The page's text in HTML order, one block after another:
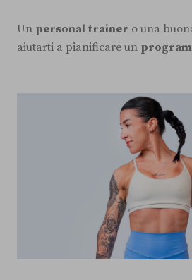
Un personal trainer o una
aiutarti a pianificare un